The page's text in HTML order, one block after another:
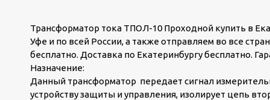
Трансформатор тока ТПОЛ-10 Проходной купить в
Уфе и по всей России, а также отправляем во все
бесплатно. Доставка по Екатеринбургу бесплатно.
Назначение:
Данный трансформатор передает сигнал
устройству защиты и управления, изолирует цепь